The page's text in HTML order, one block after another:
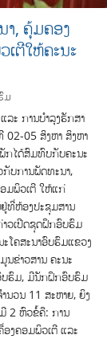
, ຄຸ້ມຄອງ
ເຕີໃຫ້ຄະນະ
ມ
ະ ການບຳລຸງຮັກສາ
02-05 ສິງຫາ ສິງຫາ
ກໄດ້ສົມທົບກັບຄະນະ
ບການພັດທະນາ,
ມພິວເຕີ ໃຫ້ແກ່
ທີ່ຫ້ອງປະຊຸມສານ
າວເປີດຊຸດຝຶກອົບຮົມ
ໂຄສະນາອົບຮົມແຂວງ
ຂ່າວສານ ຄະນະ
ບຮົມ, ມີນັກຝຶກອົບຮົມ
ນວນ 11 ສະຫາຍ, ຍິງ
2 ຫົວຂໍ້ຄື: ການ
ອງຄອມພິວເຕີ ແລະ